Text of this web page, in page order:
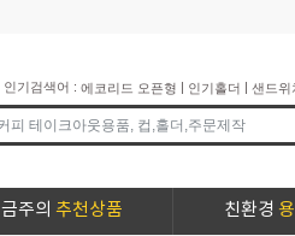
인기검색어 : 에코리드 오픈형 | 인기홀더 | 샌드위
금주의 추천상품 친환경